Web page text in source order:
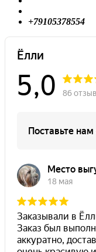
+79105378554